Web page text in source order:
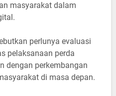
masyarakat dalam
perlunya evaluasi
pelaksanaan perda
dengan perkembangan
di masa depan.